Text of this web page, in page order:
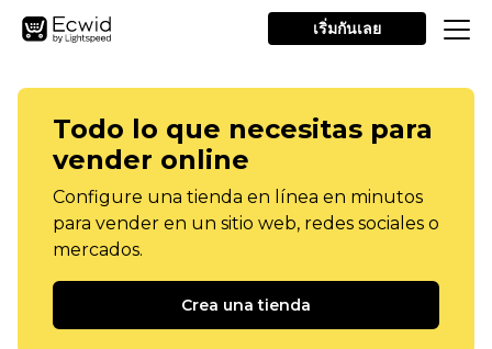
เริ่มกันเลย
Todo lo que necesitas para
vender online
Configure una tienda en línea en minutos
para vender en un sitio web, redes sociales o
mercados.
Crea una tienda